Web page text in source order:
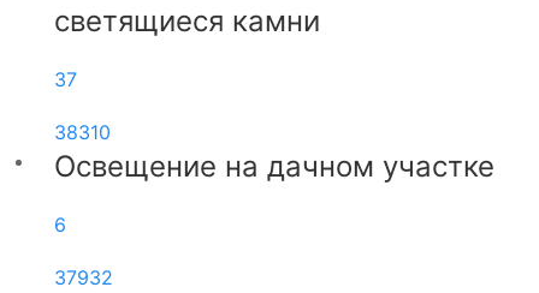
светящиеся камни
37
38310
Освещение на дачном участке
6
37932